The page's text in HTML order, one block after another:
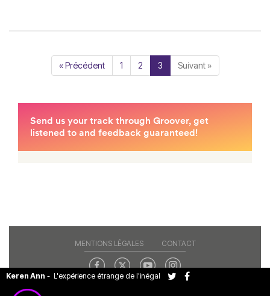
« Précédent 1 2 3 Suivant »
Keren Ann - L'expérience étrange de l'inégal
MENTIONS LÉGALES CONTACT